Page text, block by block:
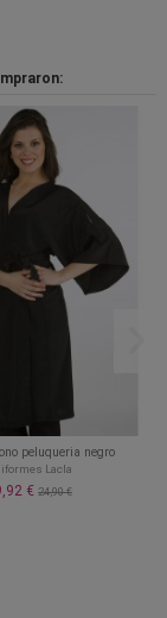
peluqueria negro
Lacla
€ 24,90 €